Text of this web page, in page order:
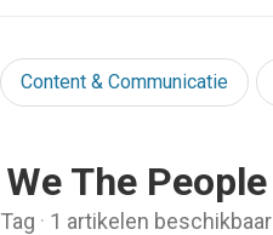
Content & Communicatie
We The People
Tag · 1 artikelen beschikbaar